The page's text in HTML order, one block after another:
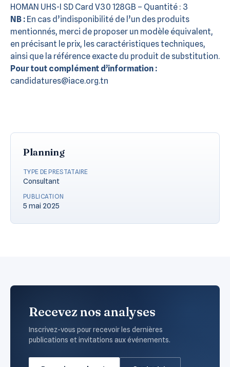
HOMAN UHS-I SD Card V30 128GB – Quantité : 3
NB : En cas d’indisponibilité de l’un des produits
mentionnés, merci de proposer un modèle équivalent,
en précisant le prix, les caractéristiques techniques,
ainsi que la référence exacte du produit de substitution.
Pour tout complément d’information :
candidatures@iace.org.tn
Planning
TYPE DE PRESTATAIRE
Consultant
PUBLICATION
5 mai 2025
Recevez nos analyses
Inscrivez-vous pour recevoir les dernières
publications et invitations aux événements.